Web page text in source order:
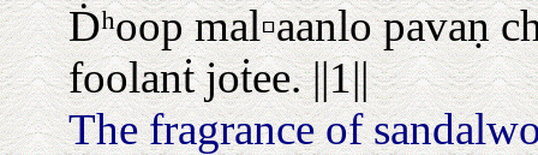
Ḋʰoop mal▫aanlo pavaṇ
foolanṫ joṫee. ||1||
The fragrance of